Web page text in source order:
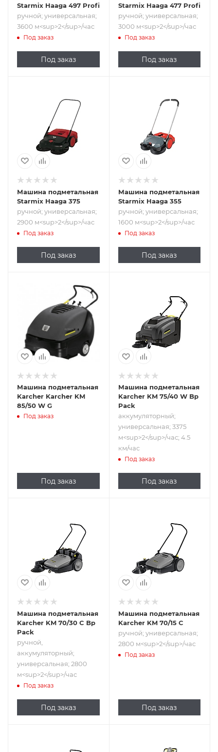
Starmix Haaga 497 Profi
ручной; универсальная;
3600 м<sup>2</sup>/час
Под заказ
Под заказ
Starmix Haaga 477 Profi
ручной; универсальная;
3000 м<sup>2</sup>/час
Под заказ
Под заказ
универсальная;
м<sup>2</sup>/час
Машина подметальная
Starmix Haaga 375
ручной; универсальная;
2900 м<sup>2</sup>/час
Под заказ
Под заказ
универсальная;
м<sup>2</sup>/час
Машина подметальная
Starmix Haaga 355
ручной; универсальная;
1600 м<sup>2</sup>/час
Под заказ
Под заказ
Машина подметальная
Karcher Karcher KM
85/50 W G
Под заказ
Под заказ
аккумуляторный;
универсальная;
м<sup>2</sup>/
час; 4.5 км/час
Машина подметальная
Karcher KM 75/40 W Bp
Pack
аккумуляторный;
универсальная; 3375
м<sup>2</sup>/час; 4.5
км/час
Под заказ
Под заказ
аккумуляторный;
универсальная;
м<sup>2</sup>/час
Машина подметальная
Karcher KM 70/30 C Bp
Pack
ручной,
аккумуляторный;
универсальная; 2800
м<sup>2</sup>/час
Под заказ
Под заказ
универсальная;
м<sup>2</sup>/час
Машина подметальная
Karcher KM 70/15 C
ручной; универсальная;
2800 м<sup>2</sup>/час
Под заказ
Под заказ
однодисковая,